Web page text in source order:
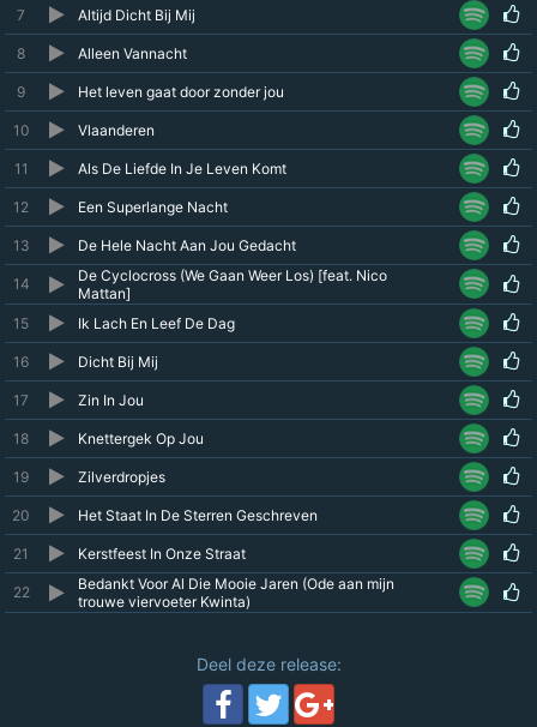
7 Altijd Dicht Bij Mij
8 Alleen Vannacht
9 Het leven gaat door zonder jou
10 Vlaanderen
11 Als De Liefde In Je Leven Komt
12 Een Superlange Nacht
13 De Hele Nacht Aan Jou Gedacht
14
De Cyclocross (We Gaan Weer Los) [feat. Nico
Mattan]
15
Ik Lach En Leef De Dag
16 Dicht Bij Mij
17 Zin In Jou
18 Knettergek Op Jou
19 Zilverdropjes
20 Het Staat In De Sterren Geschreven
21 Kerstfeest In Onze Straat
22
Bedankt Voor Al Die Mooie Jaren (Ode aan mijn
trouwe viervoeter Kwinta)
Deel deze release: